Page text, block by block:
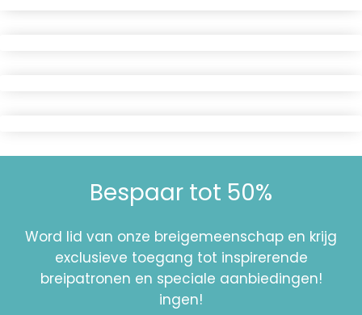
Bespaar tot 50%
Word lid van onze breigemeenschap en krijg
exclusieve toegang tot inspirerende
breipatronen en speciale aanbiedingen!
ingen!